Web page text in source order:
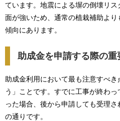
ています。地震による塀の倒壊リ
面が強いため、通常の植栽補助よ
傾向にあります。
助成金を申請する際の重
助成金利用において最も注意すべ
う」ことです。すでに工事が終わ
った場合、後から申請しても受理
の通りです。